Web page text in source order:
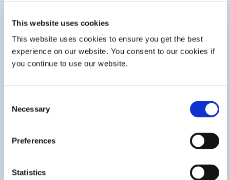
This website uses cookies
This website uses cookies to ensure you get the best
experience on our website. You consent to our cookies if
you continue to use our website.
Selection
Necessary
Preferences
Statistics
Ensamblaje óptico